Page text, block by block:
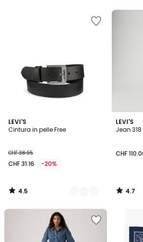
LEVI'S
Cintura in pelle Free
CHF 38.95
CHF 31.16 -20%
4.5
/ 5
2
Colori
4.5
/
LEVI'S
Jean
CHF
4.7
/ 5
2
Colori
4.7
/